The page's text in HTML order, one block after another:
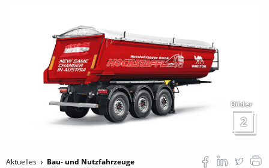
Bilder
2
Aktuelles Bau- und Nutzfahrzeuge